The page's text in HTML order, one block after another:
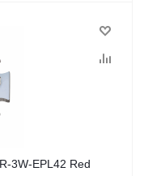
3W-EPL42 Red